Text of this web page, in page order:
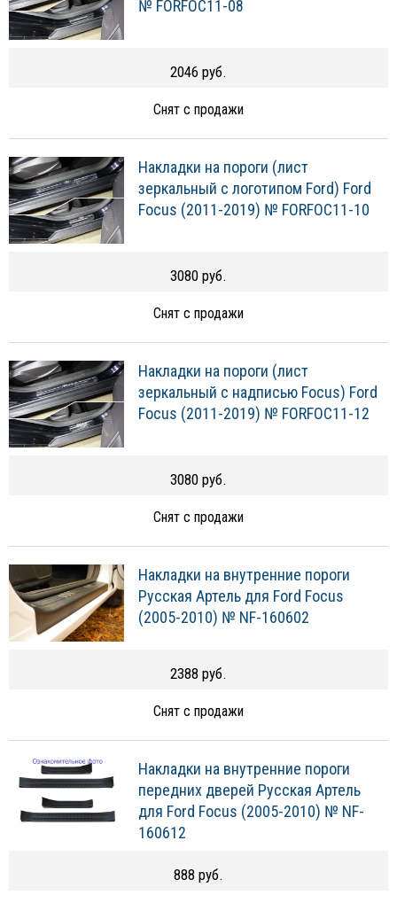
№ FORFOC11-08
2046 руб.
Снят с продажи
Накладки на пороги (лист
зеркальный с логотипом Ford) Ford
Focus (2011-2019) № FORFOC11-10
3080 руб.
Снят с продажи
Накладки на пороги (лист
зеркальный с надписью Focus) Ford
Focus (2011-2019) № FORFOC11-12
3080 руб.
Снят с продажи
Накладки на внутренние пороги
Русская Артель для Ford Focus
(2005-2010) № NF-160602
2388 руб.
Снят с продажи
Накладки на внутренние пороги
передних дверей Русская Артель
для Ford Focus (2005-2010) № NF-
160612
888 руб.